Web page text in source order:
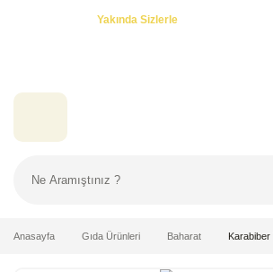
Yakında Sizlerle
Anasayfa Gıda Ürünleri Baharat Karabiber